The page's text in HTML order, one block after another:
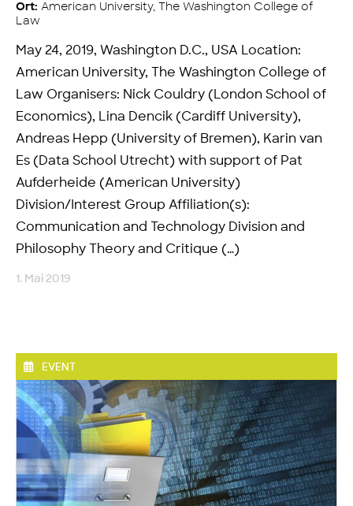
Ort: American University, The Washington College of
Law
May 24, 2019, Washington D.C., USA Location:
American University, The Washington College of
Law Organisers: Nick Couldry (London School of
Economics), Lina Dencik (Cardiff University),
Andreas Hepp (University of Bremen), Karin van
Es (Data School Utrecht) with support of Pat
Aufderheide (American University)
Division/Interest Group Affiliation(s):
Communication and Technology Division and
Philosophy Theory and Critique (…)
1. Mai 2019
EVENT